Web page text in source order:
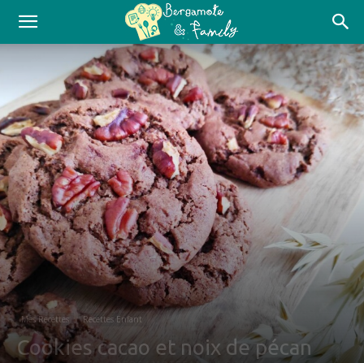
Mes Recettes Recettes Enfant
Cookies cacao et noix de pécan